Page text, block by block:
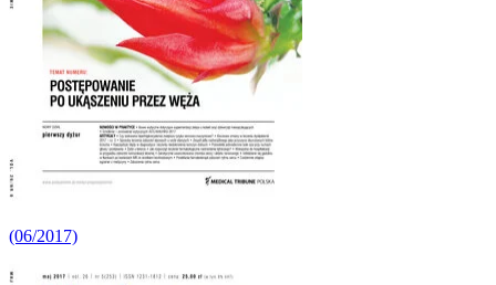
(06/2017)